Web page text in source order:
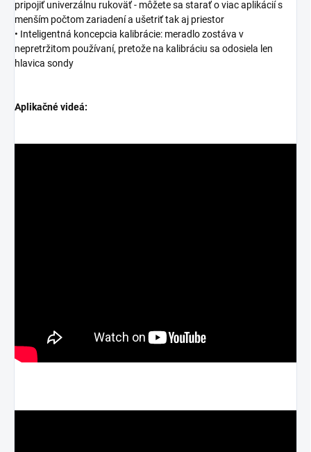
pripojiť univerzálnu rukoväť - môžete sa starať o viac aplikácií s
menším počtom zariadení a ušetriť tak aj priestor
• Inteligentná koncepcia kalibrácie: meradlo zostáva v
nepretržitom používaní, pretože na kalibráciu sa odosiela len
hlavica sondy
Aplikačné videá: